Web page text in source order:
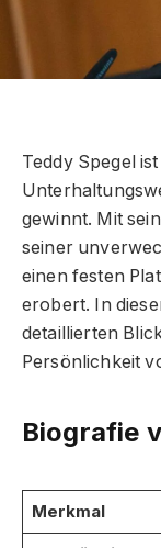
Teddy Spegel
gewinnt. Mit
seiner
einen festen
erobert. In
detaillierten
Persönlichkeit
Biografie
Merkmal